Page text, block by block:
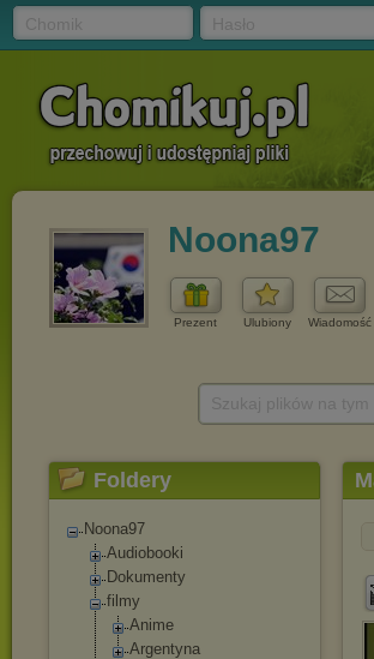
Noona97
Prezent Ulubiony Wiadomość
Foldery
Noona97
Audiobooki
Dokumenty
filmy
Anime
Argentyna